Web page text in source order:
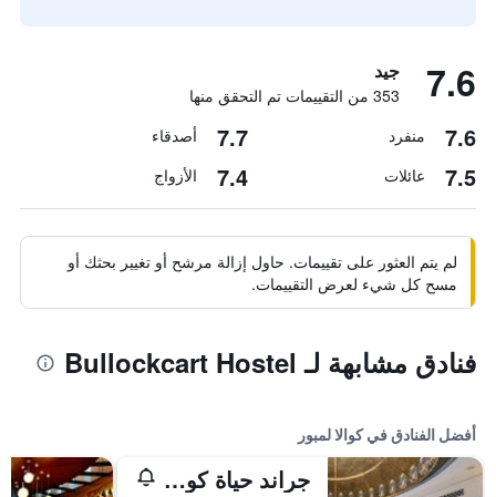
7.6 جيد
353 من التقييمات تم التحقق منها
7.6 منفرد 7.7 أصدقاء
7.5 عائلات 7.4 الأزواج
لم يتم العثور على تقييمات. حاول إزالة مرشح أو تغيير بحثك أو
مسح كل شيء لعرض التقييمات.
فنادق مشابهة لـ Bullockcart Hostel
أفضل الفنادق في كوالا لمبور
جراند حياة كوالالمبور